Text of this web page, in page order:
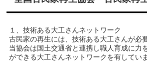
１、技術ある大工さんネットワーク
古民家の再生には、技術ある大工さんが必
当協会は国土交通省と連携し職人育成に力
ができる大工さんネットワークを有してい